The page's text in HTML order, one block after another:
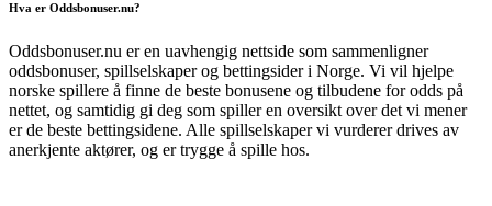
Hva er Oddsbonuser.nu?
Oddsbonuser.nu er en uavhengig nettside som sammenligner
oddsbonuser, spillselskaper og bettingsider i Norge. Vi vil hjelpe
norske spillere å finne de beste bonusene og tilbudene for odds på
nettet, og samtidig gi deg som spiller en oversikt over det vi mener
er de beste bettingsidene. Alle spillselskaper vi vurderer drives av
anerkjente aktører, og er trygge å spille hos.